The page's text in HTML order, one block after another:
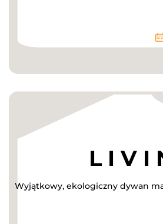
Wyjątkowy, ekologiczny dywan